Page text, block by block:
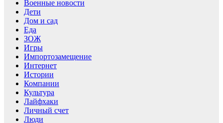
Военные новости
Дети
Дом и сад
Еда
ЗОЖ
Игры
Импортозамещение
Интернет
Истории
Компании
Культура
Лайфхаки
Личный счет
Люди